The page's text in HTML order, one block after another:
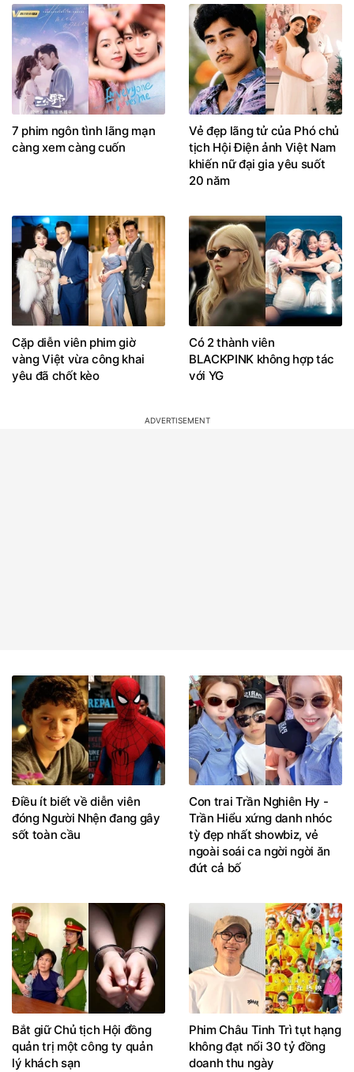
7 phim ngôn tình lãng mạn
càng xem càng cuốn
Vẻ đẹp lãng tử của Phó chủ
tịch Hội Điện ảnh Việt Nam
khiến nữ đại gia yêu suốt
20 năm
Cặp diễn viên phim giờ
vàng Việt vừa công khai
yêu đã chốt kèo
Có 2 thành viên
BLACKPINK không hợp tác
với YG
Điều ít biết về diễn viên
đóng Người Nhện đang gây
sốt toàn cầu
Con trai Trần Nghiên Hy -
Trần Hiểu xứng danh nhóc
tỳ đẹp nhất showbiz, vẻ
ngoài soái ca ngời ngời ăn
đứt cả bố
Bắt giữ Chủ tịch Hội đồng
quản trị một công ty quản
lý khách sạn
Phim Châu Tinh Trì tụt hạng
không đạt nổi 30 tỷ đồng
doanh thu ngày